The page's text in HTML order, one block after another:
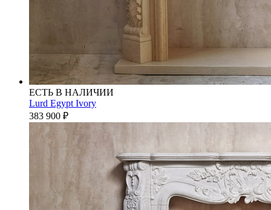
ЕСТЬ В НАЛИЧИИ
Lurd Egypt Ivory
383 900 ₽